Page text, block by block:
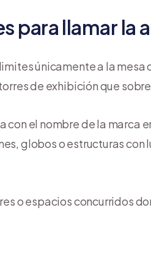
para llamar la
únicamente a la mesa
de exhibición que
con el nombre de la marca
globos o estructuras con
o espacios concurridos